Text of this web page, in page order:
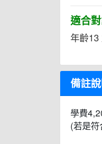
適合
年齡13
備註
學費
(若是